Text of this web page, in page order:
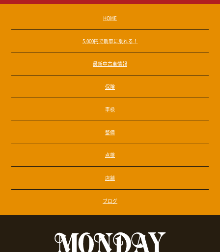
HOME
5,000円で新車に乗れる！
最新中古車情報
保険
車検
整備
点検
店舗
ブログ